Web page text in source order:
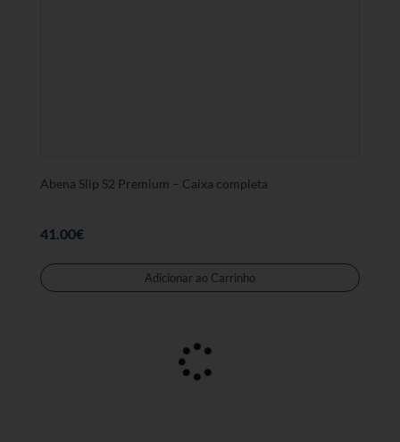
Abena Slip S2 Premium – Caixa completa
41.00€
Adicionar ao Carrinho